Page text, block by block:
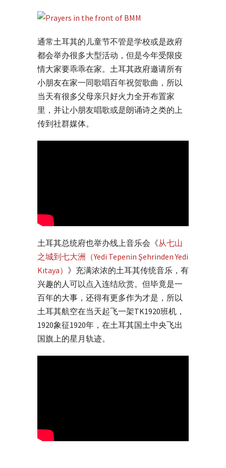
通常土耳其的儿童节不管是学校或是政府
都会举办很多大型活动，但是今年受限疫
情大家要乖乖在家。土耳其政府邀请所有
小朋友在家一同歌唱百年祝贺歌曲，所以
当天有很多父母亲只好火力全开布置家
里，并让小朋友唱歌或是朗诵诗之类的上
传到社群媒体。
土耳其总统府也举办线上音乐会《从七山
之城到七大洲（Yedi Tepenin Şehrinden Yedi
Kıtaya） 》充满浓浓的土耳其传统音乐，有
兴趣的人可以点入连结欣赏。但毕竟是一
百年的大事，还得有更多作为才是，所以
土耳其航空在当天起飞一架TK1920班机，
1920象征1920年，在土耳其国土中央飞出
国旗上的星月轨迹。